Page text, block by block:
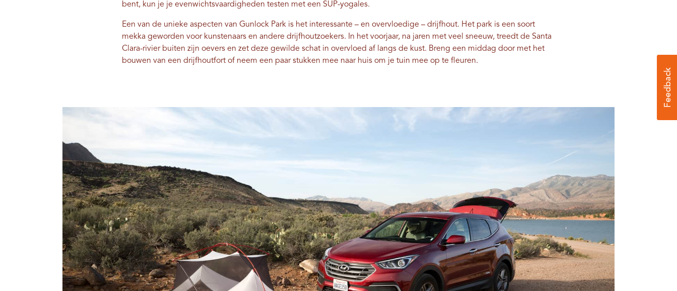
bent, kun je je evenwichtsvaardigheden testen met een SUP-yogales.
Een van de unieke aspecten van Gunlock Park is het interessante – en overvloedige – drijfhout. Het park is een soort
mekka geworden voor kunstenaars en andere drijfhoutzoekers. In het voorjaar, na jaren met veel sneeuw, treedt de Santa
Clara-rivier buiten zijn oevers en zet deze gewilde schat in overvloed af langs de kust. Breng een middag door met het
bouwen van een drijfhoutfort of neem een ​​paar stukken mee naar huis om je tuin mee op te fleuren.